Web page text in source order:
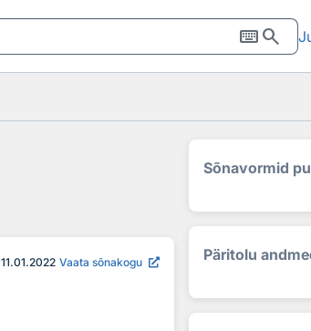
keyboardsearch
11.01.2022 Vaata sõnakogu
Sõnavormid
Päritolu